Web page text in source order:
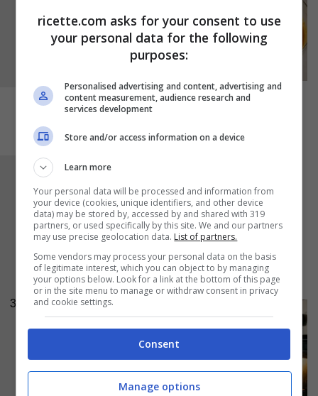
3
Rivestite una tortiera, preferibilmente
rettangolare o quadrata, con della carta da
forno e versate all’interno il composto
preparato. Infornate il tutto a180 °C per 55
minuti circa, tenendo la torta nel ripiano più in
basso del forno.
ricette.com asks for your consent to use
your personal data for the following
purposes:
Personalised advertising and content, advertising and
content measurement, audience research and
services development
Store and/or access information on a device
Learn more
Your personal data will be processed and information from
your device (cookies, unique identifiers, and other device
data) may be stored by, accessed by and shared with 319
partners, or used specifically by this site. We and our partners
may use precise geolocation data. List of partners.
Some vendors may process your personal data on the basis
of legitimate interest, which you can object to by managing
your options below. Look for a link at the bottom of this page
or in the site menu to manage or withdraw consent in privacy
and cookie settings.
Consent
Manage options